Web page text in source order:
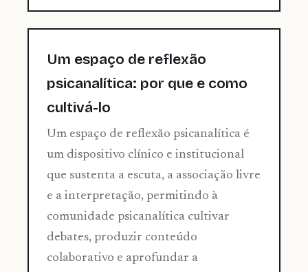
Um espaço de reflexão
psicanalítica: por que e como
cultivá-lo
Um espaço de reflexão psicanalítica é
um dispositivo clínico e institucional
que sustenta a escuta, a associação livre
e a interpretação, permitindo à
comunidade psicanalítica cultivar
debates, produzir conteúdo
colaborativo e aprofundar a